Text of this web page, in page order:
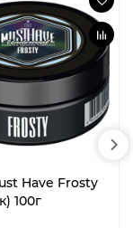
Have Frosty
100г